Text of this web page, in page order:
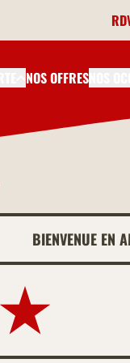
NOS OFFRES
BIENVENUE EN